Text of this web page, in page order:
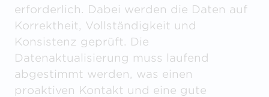
erforderlich. Dabei werden die Daten auf
Korrektheit, Vollständigkeit und
Konsistenz geprüft. Die
Datenaktualisierung muss laufend
abgestimmt werden, was einen
proaktiven Kontakt und eine gute